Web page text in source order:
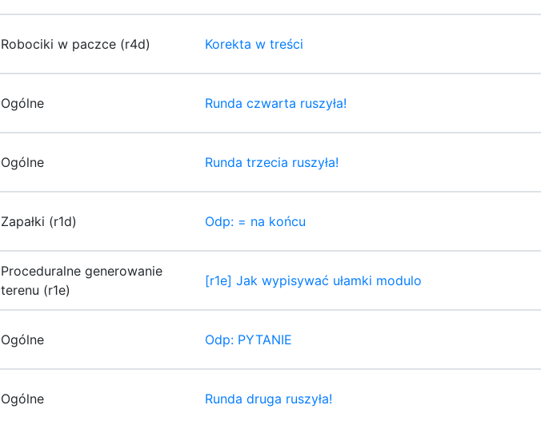
Robociki w paczce (r4d) Korekta w treści
Ogólne Runda czwarta ruszyła!
Ogólne Runda trzecia ruszyła!
Zapałki (r1d) Odp: = na końcu
Proceduralne generowanie
terenu (r1e)
[r1e] Jak wypisywać ułamki modulo
Ogólne Odp: PYTANIE
Ogólne Runda druga ruszyła!